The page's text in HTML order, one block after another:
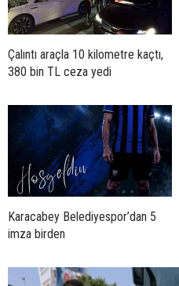
Çalıntı araçla 10 kilometre kaçtı,
380 bin TL ceza yedi
Karacabey Belediyespor’dan 5
imza birden